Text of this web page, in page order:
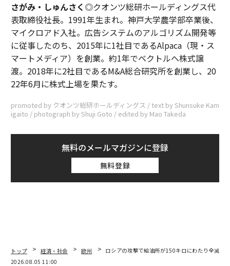
さがみ・しゅんさく ◎クオンツ総研ホールディングス代
表取締役社長。1991年生まれ。神戸大学農学部卒業後、
マイクロアド入社。広告システムのアルゴリズム開発等
に従事したのち、2015年に1社目であるAlpaca（現・ス
マートメディア）を創業。約1年でベクトルへ株式譲
渡。2018年に2社目であるM&A総合研究所を創業し、20
22年6月に株式上場を果たす。
promoted by クオンツ総研ホールディングス / text by Shunsuke Kam
igaito / photograph by Shuji Goto / edited by Mao Takeda
無料のメールマガジンに登録
無料登録
トップ 経済・社会 欧州
ロシアの攻撃で給油所が150キロにわたり全滅
2026.08.05 11:00